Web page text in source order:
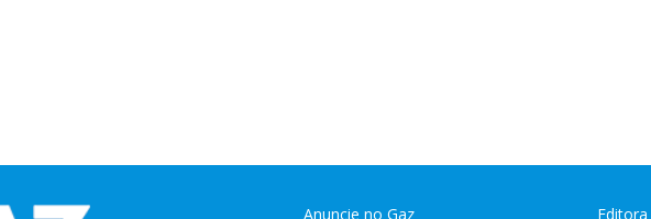
Anuncie no Gaz